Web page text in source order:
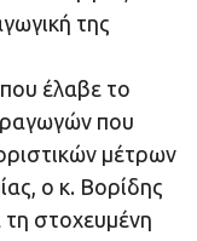
της
έλαβε το
που
μέτρων
ο κ. Βορίδης
τη στοχευμένη